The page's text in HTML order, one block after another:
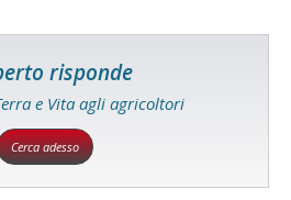
risponde
e Vita agli agricoltori
Cerca adesso